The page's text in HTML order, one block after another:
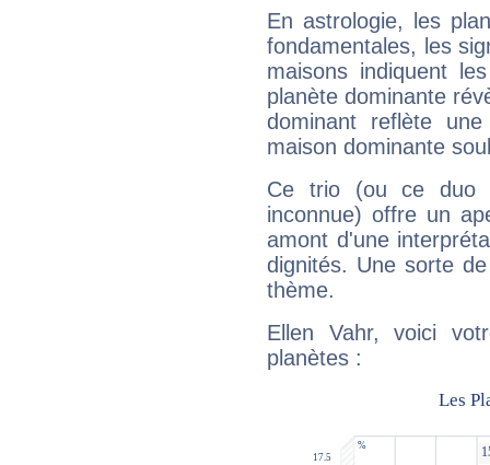
En astrologie, les
fondamentales, les
maisons indiquent
planète dominante
dominant reflète
maison dominante
Ce trio (ou ce duo
inconnue) offre un
amont d'une
dignités. Une sorte
thème.
Ellen Vahr, voici
planètes :